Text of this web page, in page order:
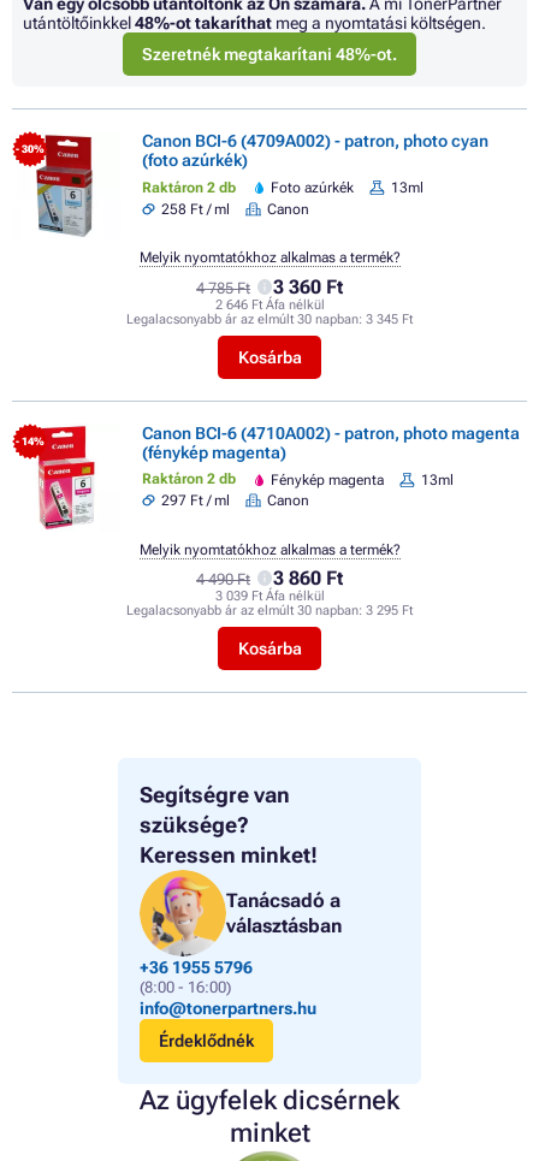
Segítségre van
szüksége?
Keressen minket!
Tanácsadó a
választásban
+36 1955 5796
(8:00 - 16:00)
info@tonerpartners.hu
Érdeklődnék
Az ügyfelek dicsérnek
minket
Van egy olcsóbb utántöltőnk az Ön számára.A mi TonerPartner
utántöltőinkkel48%-ot takaríthat meg a nyomtatási költségen.
Szeretnék megtakarítani 48%-ot.
- 30%
Canon BCI-6 (4709A002) - patron, photo cyan
(foto azúrkék)
Raktáron 2 db Foto azúrkék
13ml
258 Ft / ml
Canon
4 785 Ft 3 360 Ft
2 646 Ft Áfa nélkül
Legalacsonyabb ár az elmúlt 30 napban: 3 345 Ft
Kosárba
Melyik nyomtatókhoz alkalmas a termék?
- 14%
Canon BCI-6 (4710A002) - patron, photo magenta
(fénykép magenta)
Raktáron 2 db Fénykép magenta
13ml
297 Ft / ml
Canon
4 490 Ft 3 860 Ft
3 039 Ft Áfa nélkül
Legalacsonyabb ár az elmúlt 30 napban: 3 295 Ft
Kosárba
Melyik nyomtatókhoz alkalmas a termék?